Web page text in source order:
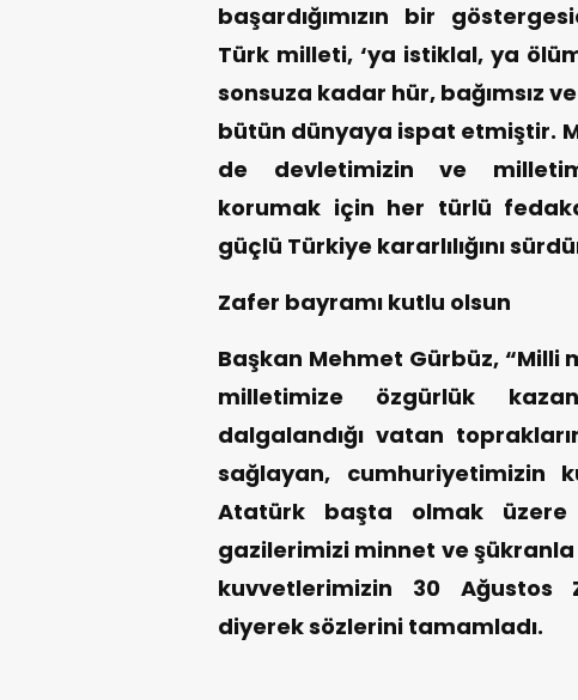
başardığımızın bir
Türk milleti, ‘ya istiklal, ya
sonsuza kadar hür, bağımsız
bütün dünyaya ispat etmiştir.
de devletimizin ve
korumak için her türlü
güçlü Türkiye kararlılığını
Zafer bayramı kutlu olsun
Başkan Mehmet Gürbüz,
milletimize özgürlük
dalgalandığı vatan
sağlayan, cumhuriyetimizin
Atatürk başta olmak üzere
gazilerimizi minnet ve şükranla
kuvvetlerimizin 30 Ağustos
diyerek sözlerini tamamladı.